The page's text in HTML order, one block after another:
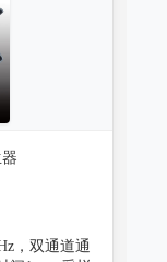
，双通道通